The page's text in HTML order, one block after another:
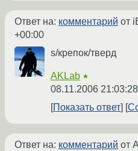
Ответ на: комментарий от
+00:00
s/крепок/тверд
AKLab ★
08.11.2006
Показать ответ
Ответ на: комментарий от